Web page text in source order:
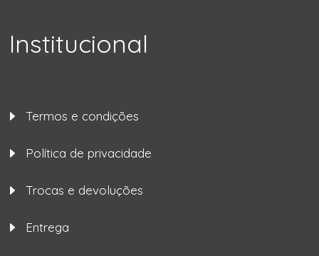
Institucional
Termos e condições
Política de privacidade
Trocas e devoluções
Entrega